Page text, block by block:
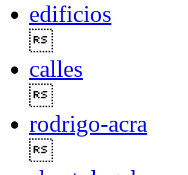
edificios
calles
rodrigo-acra